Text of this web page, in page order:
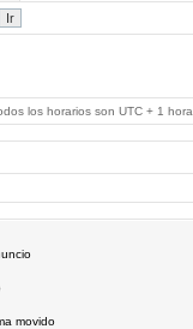
los horarios son UTC + 1 hora
movido